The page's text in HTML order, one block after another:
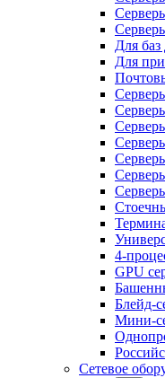
Для
Для
4-
GPU
Блейд-
Мини-
Сетевое